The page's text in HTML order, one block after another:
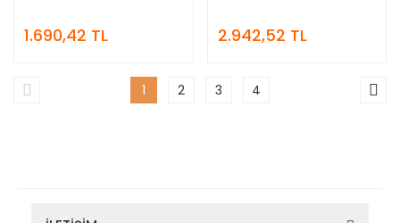
1.690,42 TL 2.942,52 TL
1 2 3 4